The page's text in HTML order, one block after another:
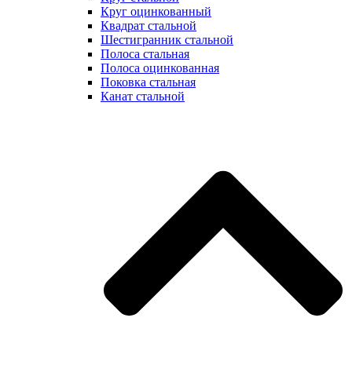
Круг оцинкованный
Квадрат стальной
Шестигранник стальной
Полоса стальная
Полоса оцинкованная
Поковка стальная
Канат стальной